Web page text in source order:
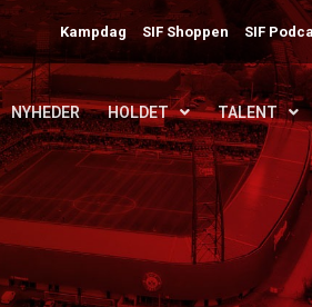
Kampdag SIF Shoppen SIF
NYHEDER HOLDET TALENT